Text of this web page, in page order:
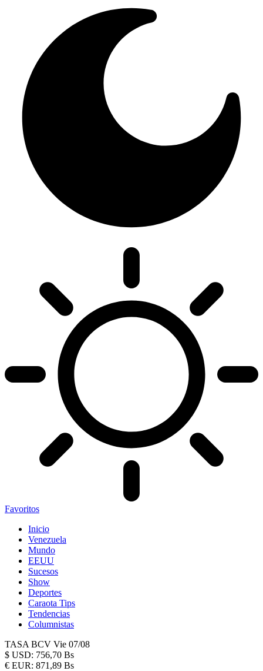
Favoritos
Inicio
Venezuela
Mundo
EEUU
Sucesos
Show
Deportes
Caraota Tips
Tendencias
Columnistas
TASA BCV Vie 07/08
$ USD: 756,70 Bs
€ EUR: 871,89 Bs